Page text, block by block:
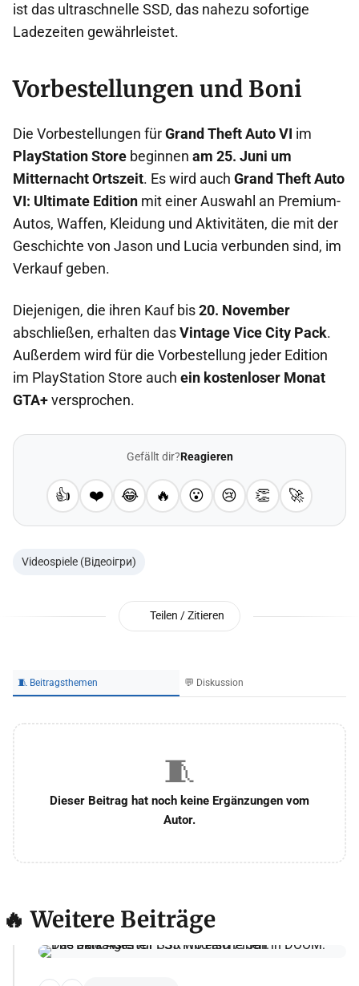
ist das ultraschnelle SSD, das nahezu sofortige
Ladezeiten gewährleistet.
Vorbestellungen und Boni
Die Vorbestellungen fürGrand Theft Auto VI im
PlayStation Store beginnen am 25. Juni um
Mitternacht Ortszeit. Es wird auch Grand Theft Auto
VI: Ultimate Edition mit einer Auswahl an Premium-
Autos, Waffen, Kleidung und Aktivitäten, die mit der
Geschichte von Jason und Lucia verbunden sind, im
Verkauf geben.
Diejenigen, die ihren Kauf bis20. November
abschließen, erhalten dasVintage Vice City Pack.
Außerdem wird für die Vorbestellung jeder Edition
im PlayStation Store auch ein kostenloser Monat
GTA+versprochen.
Gefällt dir?Reagieren
👍 ❤️ 😂 🔥 😮 😢 👏 🚀
Videospiele (Відеоігри)
Teilen / Zitieren
🧵 Beitragsthemen 💬 Diskussion
🧵
Dieser Beitrag hat noch keine Ergänzungen vom
Autor.
🔥 Weitere Beiträge